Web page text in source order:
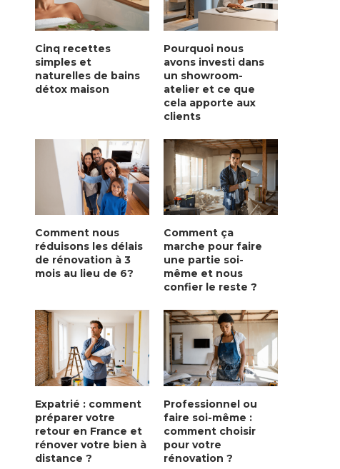
Cinq recettes
simples et
naturelles de bains
détox maison
Pourquoi nous
avons investi dans
un showroom-
atelier et ce que
cela apporte aux
clients
Comment nous
réduisons les délais
de rénovation à 3
mois au lieu de 6?
Comment ça
marche pour faire
une partie soi-
même et nous
confier le reste ?
Expatrié : comment
préparer votre
retour en France et
rénover votre bien à
distance ?
Professionnel ou
faire soi-même :
comment choisir
pour votre
rénovation ?